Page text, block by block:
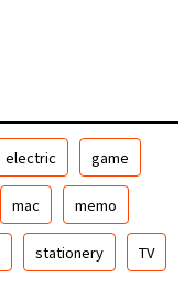
electric game
mac memo
stationery TV